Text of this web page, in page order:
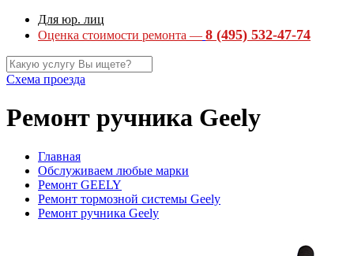
Для юр. лиц
Оценка стоимости ремонта — 8 (495) 532-47-74
Схема проезда
Ремонт ручника Geely
Главная
Обслуживаем любые марки
Ремонт GEELY
Ремонт тормозной системы Geely
Ремонт ручника Geely